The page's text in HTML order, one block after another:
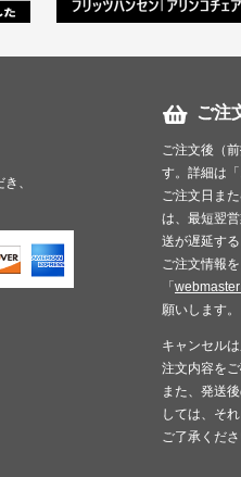
、
ご注
ご注文後（
す。詳細は
ご注文日ま
は、最短翌
送が遅延す
ご注文情報
「
願いします。
キャンセル
注文内容をご
また、発送
しては、そ
ご了承くださ